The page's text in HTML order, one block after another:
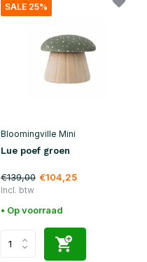
SALE 25%
Bloomingville Mini
Lue poef groen
€139,00 €104,25
Incl. btw
• Op voorraad